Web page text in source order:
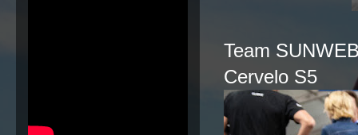
Team
Cervelo S5